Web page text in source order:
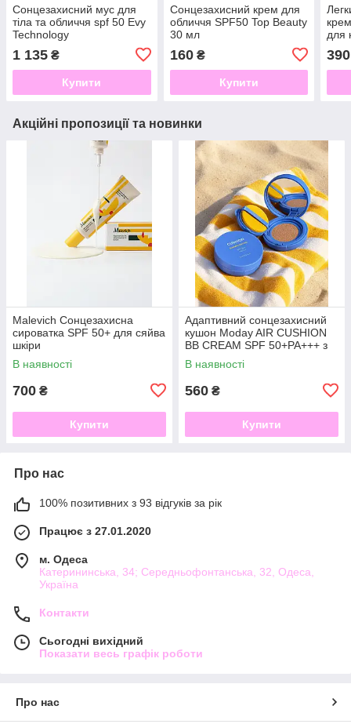
Сонцезахисний мус для
тіла та обличчя spf 50 Evy
Technology
1 135 ₴
Купити
Сонцезахисний крем для
обличчя SPF50 Top Beauty
30 мл
160₴
Купити
для
390
Акційні пропозиції та новинки
Malevich Сонцезахисна
сироватка SPF 50+ для сяйва
шкіри
В наявності
700 ₴
Купити
Адаптивний сонцезахисний
кушон Moday AIR CUSHION
BB CREAM SPF 50+PA+++ з
ніацинамідом та пантенолом
15 грам
В наявності
560 ₴
Купити
Про нас
100% позитивних з 93 відгуків за рік
Працює з 27.01.2020
м. Одеса
Катерининська, 34; Середньофонтанська, 32, Одеса,
Україна
Контакти
Сьогодні вихідний
Показати весь графік роботи
Про нас